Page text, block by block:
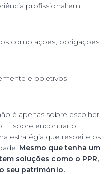
profissional em
como ações, obrigações,
e objetivos
é apenas sobre escolher
É sobre encontrar o
estratégia que respeite os
Mesmo que tenha um
soluções como o PPR,
seu património.